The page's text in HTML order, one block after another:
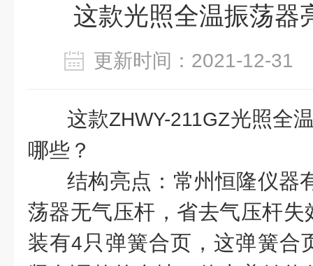
这款光照全温振荡器
更新时间：2021-12-
这款ZHWY-211GZ光照全
哪些？
结构亮点：常州恒隆仪器
荡器无气压杆，省去气压杆
装有4只弹簧合页，这弹簧合